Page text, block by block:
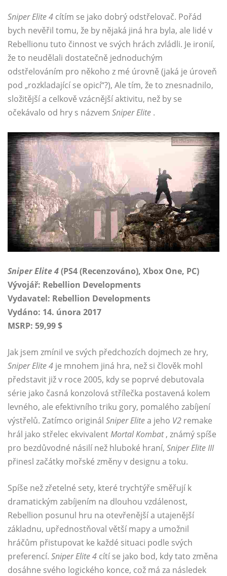
Sniper Elite 4 cítím se jako dobrý odstřelovač. Pořád
bych nevěřil tomu, že by nějaká jiná hra byla, ale lidé v
Rebellionu tuto činnost ve svých hrách zvládli. Je ironií,
že to neudělali dostatečně jednoduchým
odstřelováním pro někoho z mé úrovně (jaká je úroveň
pod „rozkladající se opicí“?), Ale tím, že to znesnadnilo,
složitější a celkově vzácnější aktivitu, než by se
očekávalo od hry s názvem Sniper Elite .
Sniper Elite 4(PS4 (Recenzováno), Xbox One, PC)
Vývojář: Rebellion Developments
Vydavatel: Rebellion Developments
Vydáno: 14. února 2017
MSRP: 59,99 $
Jak jsem zmínil ve svých předchozích dojmech ze hry,
Sniper Elite 4 je mnohem jiná hra, než si člověk mohl
představit již v roce 2005, kdy se poprvé debutovala
série jako časná konzolová střílečka postavená kolem
levného, ​​ale efektivního triku gory, pomalého zabíjení
výstřelů. Zatímco originál Sniper Elitea jeho V2 remake
hrál jako střelec ekvivalentMortal Kombat, známý spíše
pro bezdůvodné násilí než hluboké hraní, Sniper Elite III
přinesl začátky mořské změny v designu a toku.
Spíše než zřetelné sety, které trychtýře směřují k
dramatickým zabíjením na dlouhou vzdálenost,
Rebellion posunul hru na otevřenější a utajenější
základnu, upřednostňoval větší mapy a umožnil
hráčům přistupovat ke každé situaci podle svých
preferencí. Sniper Elite 4 cítí se jako bod, kdy tato změna
dosáhne svého logického konce, což má za následek